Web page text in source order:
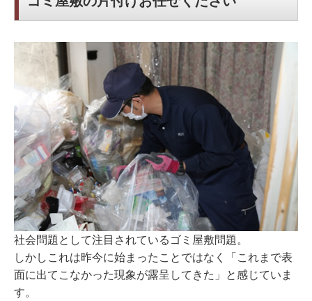
社会問題として注目されているゴミ屋敷問題。
しかしこれは昨今に始まったことではなく「これまで表
面に出てこなかった現象が露呈してきた」と感じていま
す。